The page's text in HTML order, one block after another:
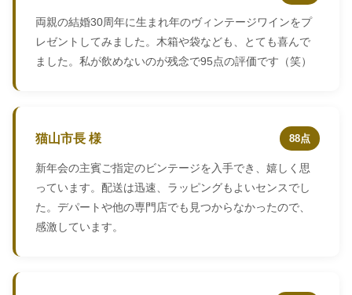
両親の結婚30周年に生まれ年のヴィンテージワインをプ
レゼントしてみました。木箱や袋なども、とても喜んで
ました。私が飲めないのが残念で95点の評価です（笑）
猫山市長 様 88点
新年会の主賓ご指定のビンテージを入手でき、嬉しく思
っています。配送は迅速、ラッピングもよいセンスでし
た。デパートや他の専門店でも見つからなかったので、
感激しています。